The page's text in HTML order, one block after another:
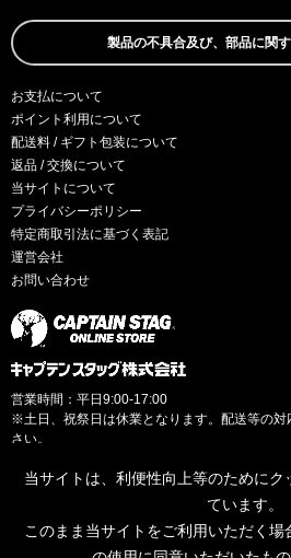
製品の不具合及び、部品に関
お支払について
ポイント利用について
配送料 / ギフト包装について
返品 / 交換について
当サイトについて
プライバシーポリシー
特定商取引法に基づく表記
運営会社
お問い合わせ
営業時間：平日9:00-17:00
※土日、祝祭日は休業となります。配送等の
さい。
当サイトは、利便性向上等のためにク
ています。
このまま当サイトをご利用いただく場